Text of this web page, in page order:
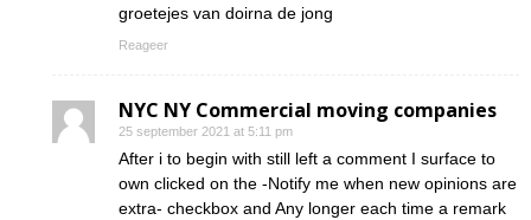
groetejes van doirna de jong
Reageer
NYC NY Commercial moving companies
25 september 2021 at 5:11 pm
After i to begin with still left a comment I surface to
own clicked on the -Notify me when new opinions are
extra- checkbox and Any longer each time a remark